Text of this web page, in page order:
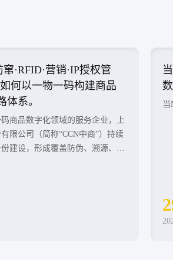
当NFC遇见区块链，商品管
数字化阶段
当NFC遇见区块链，商品管理进入可